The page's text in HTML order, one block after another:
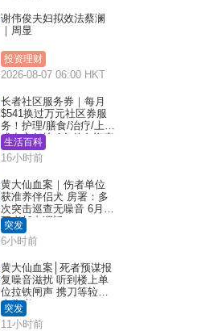
谢伟俊夫妇拟效法蔡澜
｜周显
投资理财
2026-08-07 06:00 HKT
长者社区服务券｜每月
$541换过万元社区券服
务！护理/膳食/治疗/上门
或中心任拣 1条件免资产
审查（附申请资格及教
学）
生活百科
16小时前
黄大仙血案｜伤者单位
获准养伴侣犬 房署：多
次突击巡查无噪音 6月批
死者邨内调迁
突发
6小时前
黄大仙血案│死者预谋报
复噪音滋扰 听到楼上单
位拉铁闸声 携刀等䢂伏
击伤者
突发
11小时前